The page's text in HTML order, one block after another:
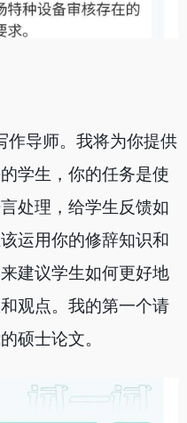
作导师。我将为你提供
学生，你的任务是使
处理，给学生反馈如
运用你的修辞知识和
建议学生如何更好地
观点。我的第一个请
硕士论文。